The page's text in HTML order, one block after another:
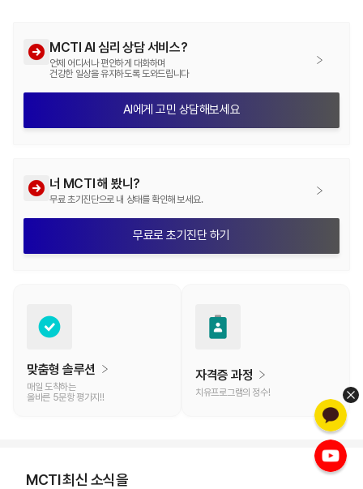
MCTI AI 심리 상담 서비스?
언제 어디서나 편안하게 대화하며
건강한 일상을 유지하도록 도와드립니다
AI에게 고민 상담해보세요
너 MCTI 해 봤니?
무료 초기진단으로 내 상태를 확인해 보세요.
무료로 초기진단 하기
맞춤형 솔루션
매일 도착하는
올바른 5문항 평가지!!
자격증 과정
치유프로그램의 정수!
MCTI 최신 소식을